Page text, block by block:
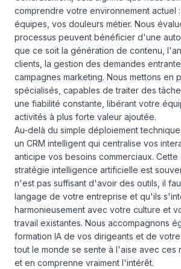
comprendre votre environnement actuel
équipes, vos douleurs métier. Nous
processus peuvent bénéficier d'une
que ce soit la génération de contenu,
clients, la gestion des demandes
campagnes marketing. Nous mettons en
spécialisés, capables de traiter des
une fiabilité constante, libérant votre
activités à plus forte valeur ajoutée.
Au-delà du simple déploiement
un CRM intelligent qui centralise vos
anticipe vos besoins commerciaux. Cette
stratégie intelligence artificielle est
n'est pas suffisant d'avoir des outils, il
langage de votre entreprise et qu'ils
harmonieusement avec votre culture et
travail existantes. Nous accompagnons
formation IA de vos dirigeants et de
tout le monde se sente à l'aise avec ces
et en comprenne vraiment l'intérêt.